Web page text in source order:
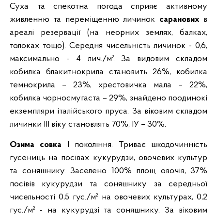
Суха та спекотна погода сприяє активному
живленню та переміщенню личинок саранових в
ареалі резервації (на неорних землях, балках,
толоках тощо). Середня чисельність личинок - 0,6,
максимально - 4 лич./м². За видовим складом
кобилка блакитнокрила становить 26%, кобилка
темнокрила – 23%, хрестовичка мала – 22%,
кобилка чорносмугаста – 29%, знайдено поодинокі
екземпляри італійського пруса. За віковим складом
личинки ІІІ віку становлять 70%, ІУ – 30%.
Озима совка І покоління. Триває шкодочинність
гусениць на посівах кукурудзи, овочевих культур
та соняшнику. Заселено 100% площ овочів, 37%
посівів кукурудзи та соняшнику за середньої
чисельності 0,5 гус./м² на овочевих культурах, 0,2
гус./м² - на кукурудзі та соняшнику. За віковим